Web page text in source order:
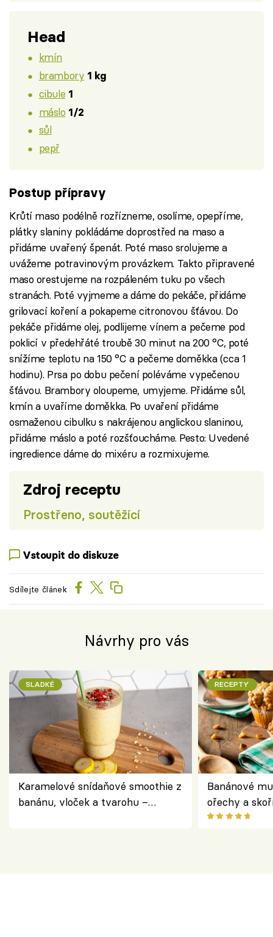
Head
kmín
brambory 1 kg
cibule 1
máslo 1/2
sůl
pepř
Postup přípravy
Krůtí maso podélně rozřízneme, osolíme, opepříme,
plátky slaniny pokládáme doprostřed na maso a
přidáme uvařený špenát. Poté maso srolujeme a
uvážeme potravinovým provázkem. Takto připravené
maso orestujeme na rozpáleném tuku po všech
stranách. Poté vyjmeme a dáme do pekáče, přidáme
grilovací koření a pokapeme citronovou šťávou. Do
pekáče přidáme olej, podlijeme vínem a pečeme pod
poklicí v předehřáté troubě 30 minut na 200 °C, poté
snížíme teplotu na 150 °C a pečeme doměkka (cca 1
hodinu). Prsa po dobu pečení poléváme vypečenou
šťávou. Brambory oloupeme, umyjeme. Přidáme sůl,
kmín a uvaříme doměkka. Po uvaření přidáme
osmaženou cibulku s nakrájenou anglickou slaninou,
přidáme máslo a poté rozšťoucháme. Pesto: Uvedené
ingredience dáme do mixéru a rozmixujeme.
Zdroj receptu
Prostřeno, soutěžící
Vstoupit do diskuze
Sdílejte článek
Návrhy pro vás
SLADKÉ
Karamelové snídaňové smoothie z
banánu, vloček a tvarohu –
RECEPTY
Banánové
ořechy a